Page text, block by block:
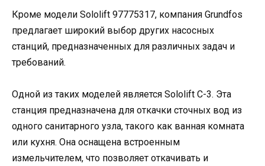
Кроме модели Sololift 97775317, компания Grundfos
предлагает широкий выбор других насосных
станций, предназначенных для различных задач и
требований.
Одной из таких моделей является Sololift C-3. Эта
станция предназначена для откачки сточных вод из
одного санитарного узла, такого как ванная комната
или кухня. Она оснащена встроенным
измельчителем, что позволяет откачивать и